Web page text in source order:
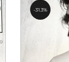
31.3%